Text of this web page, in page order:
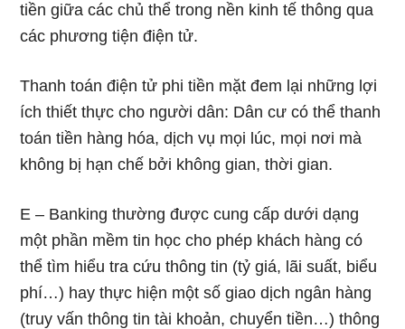
tiền giữa các chủ thể trong nền kinh tế thông qua
các phương tiện điện tử.
Thanh toán điện tử phi tiền mặt đem lại những lợi
ích thiết thực cho người dân: Dân cư có thể thanh
toán tiền hàng hóa, dịch vụ mọi lúc, mọi nơi mà
không bị hạn chế bởi không gian, thời gian.
E – Banking thường được cung cấp dưới dạng
một phần mềm tin học cho phép khách hàng có
thể tìm hiểu tra cứu thông tin (tỷ giá, lãi suất, biểu
phí…) hay thực hiện một số giao dịch ngân hàng
(truy vấn thông tin tài khoản, chuyển tiền…) thông